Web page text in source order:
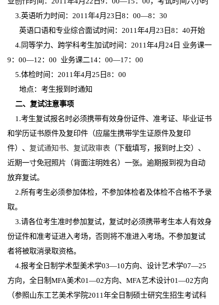
3.英语听力时间：2011年4月23日8：00—8：30
英语口语和专业综合面试时间：2011年4月23日8：40开始
4.同等学力、跨学科考生加试时间：2011年4月24日 业务课一
9：00—12：00 业务课二14：00—17：00
5.体检时间：2011年4月25日8：00
地点：考生报到时通知
二、复试注意事项
1 .考生复试报名时必须携带有效身份证件、准考证、毕业证书
和学历证书原件及复印件（应届生携带学生证原件及复印
件）、 复试通知书、复试政审表 （下载填写，报到时上交）、
近期一寸免冠照片（背面注明姓名）一张。逾期报到视为自动
放弃复试。
2.所有考生必须参加体检，不参加体检者及体检不合格不予录
取。
3.请各位考生准时参加复试，复试时必须携带考生本人有效身
份证件和准考证进入考场，否则将不准进入考场。不参加复试
者将被取消录取资格。
4.报考全日制学术型美术学03—10方向、设计艺术学07—25
方向，全日制MFA美术01—02方向、MFA艺术设计01—02方向
（参照山东工艺美术学院2011年全日制硕士研究生招生考试科